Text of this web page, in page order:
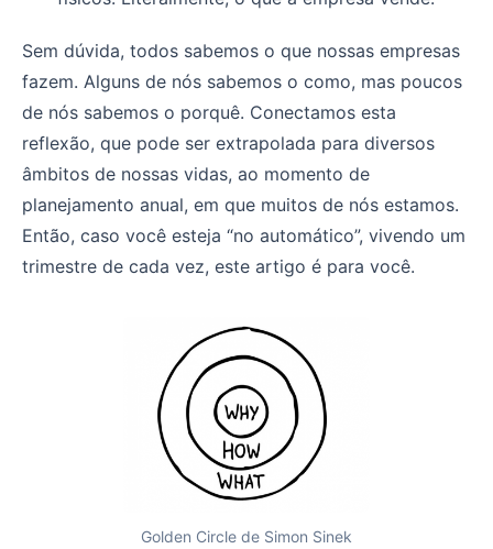
Sem dúvida, todos sabemos o que nossas empresas
fazem. Alguns de nós sabemos o como, mas poucos
de nós sabemos o porquê. Conectamos esta
reflexão, que pode ser extrapolada para diversos
âmbitos de nossas vidas, ao momento de
planejamento anual, em que muitos de nós estamos.
Então, caso você esteja “no automático”, vivendo um
trimestre de cada vez, este artigo é para você.
Golden Circle de Simon Sinek